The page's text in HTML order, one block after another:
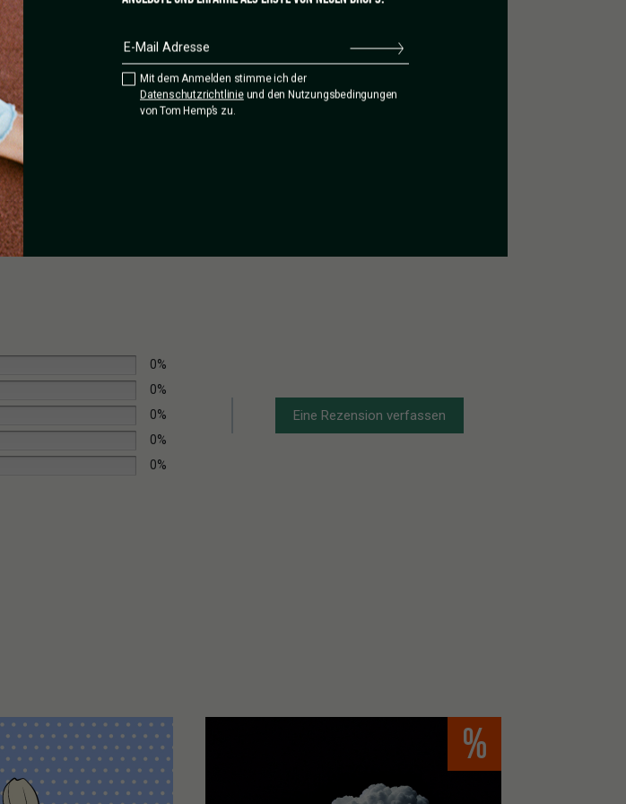
0%
0%
0%
0%
0%
Eine Rezension verfassen
%
Mit dem Anmelden stimme ich der
Datenschutzrichtlinieund den Nutzungsbedingungen
von Tom Hemp’s zu.